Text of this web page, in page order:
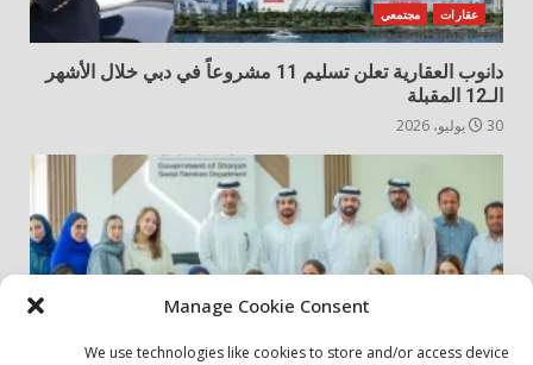
Manage Cookie Consent
We use technologies like cookies to store and/or access device
عقارات مجتمعي
دانوب العقارية تعلن تسليم 11 مشروعاً في دبي خلال الأشهر
الـ12 المقبلة
30 يوليو، 2026